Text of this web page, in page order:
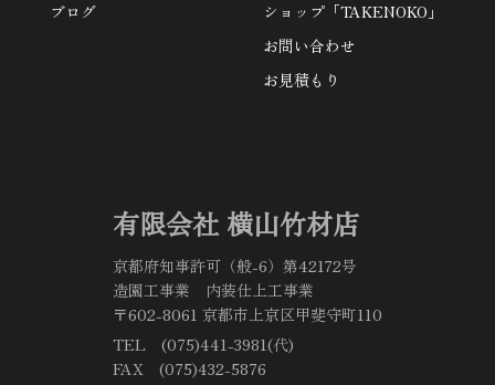
有限会社 横山竹材店
京都府知事許可（般-6）第42172号
造園工事業 内装仕上工事業
〒602-8061 京都市上京区甲斐守町110
TEL (075)441-3981(代)
FAX (075)432-5876
ブログ
ショップ「TAKENOKO」
お問い合わせ
お見積もり